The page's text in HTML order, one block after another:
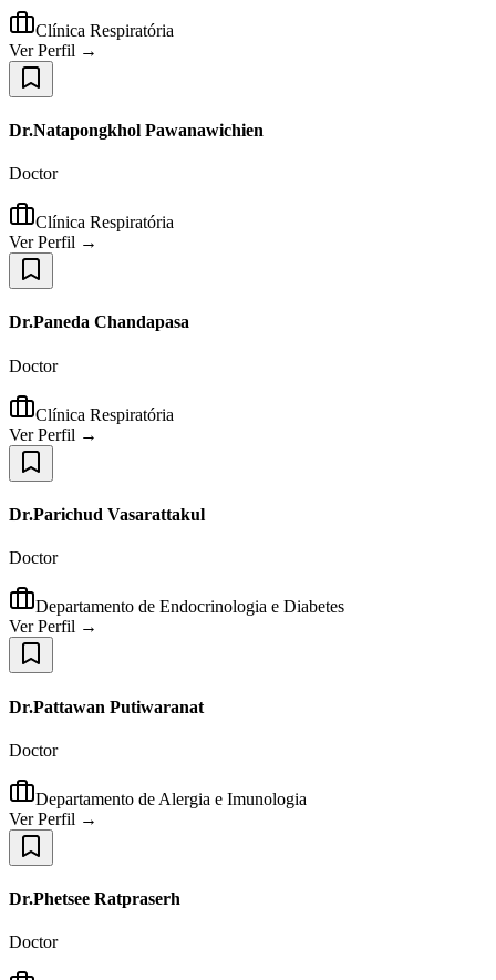
Clínica Respiratória
Ver Perfil →
Dr.Natapongkhol Pawanawichien
Doctor
Clínica Respiratória
Ver Perfil →
Dr.Paneda Chandapasa
Doctor
Clínica Respiratória
Ver Perfil →
Dr.Parichud Vasarattakul
Doctor
Departamento de Endocrinologia e Diabetes
Ver Perfil →
Dr.Pattawan Putiwaranat
Doctor
Departamento de Alergia e Imunologia
Ver Perfil →
Dr.Phetsee Ratpraserh
Doctor